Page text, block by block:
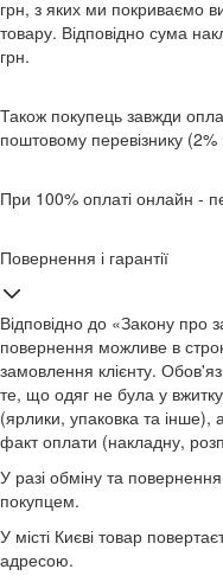
грн, з яких ми покриваємо
товару. Відповідно сума
грн.
Також покупець завжди
поштовому перевізнику
При 100% оплаті онлайн -
Повернення і гарантії
Відповідно до «Закону про
повернення можливе в
замовлення клієнту.
те, що одяг не була у
(ярлики, упаковка та
факт оплати (накладну,
У разі обміну та
покупцем.
У місті Києві товар
адресою.